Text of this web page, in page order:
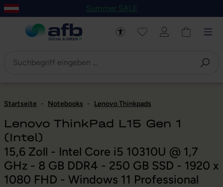
Hauptinhalt springen
Zur Navigation der B2B-Plattform springen
Summer SALE
Startseite - Notebooks - Lenovo Thinkpads
Lenovo ThinkPad L15 Gen 1
(Intel)
15,6 Zoll - Intel Core i5 10310U @ 1,7
GHz - 8 GB DDR4 - 250 GB SSD - 1920 x
1080 FHD - Windows 11 Professional